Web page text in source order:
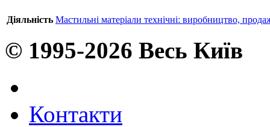
Діяльність Мастильні матеріали технічні: виробництво,
© 1995-2026 Весь Київ
Контакти